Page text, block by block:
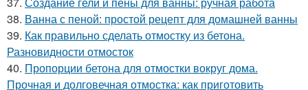
38. Ванна с пеной: простой рецепт для домашней ванны
39. Как правильно сделать отмостку из бетона.
Разновидности отмосток
40. Пропорции бетона для отмостки вокруг дома.
Прочная и долговечная отмостка: как приготовить